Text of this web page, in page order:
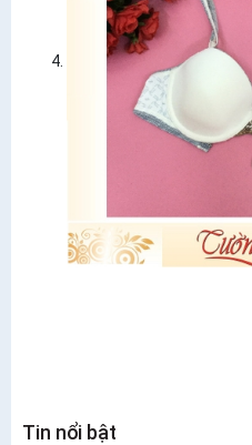
Tin nổi bật